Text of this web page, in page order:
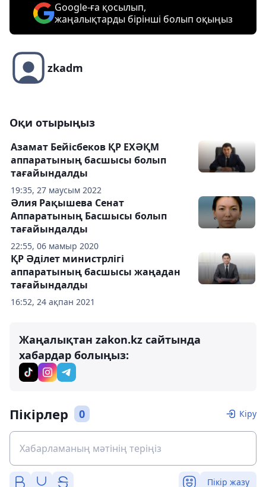
Google-ға қосылып,
жаңалықтарды бірінші болып оқыңыз
zkadm
Оқи отырыңыз
19:35, 27 маусым 2022
Азамат Бейісбеков ҚР ЕХӘҚМ
аппаратының басшысы болып
тағайындалды
22:55, 06 мамыр 2020
Әлия Рақышева Сенат
Аппаратының Басшысы болып
тағайындалды
16:52, 24 ақпан 2021
ҚР Әділет министрлігі
аппаратының басшысы жаңадан
тағайындалды
Жаңалықтан zakon.kz сайтында
хабардар болыңыз:
Пікірлер 0 Кіру
Пікір жазу